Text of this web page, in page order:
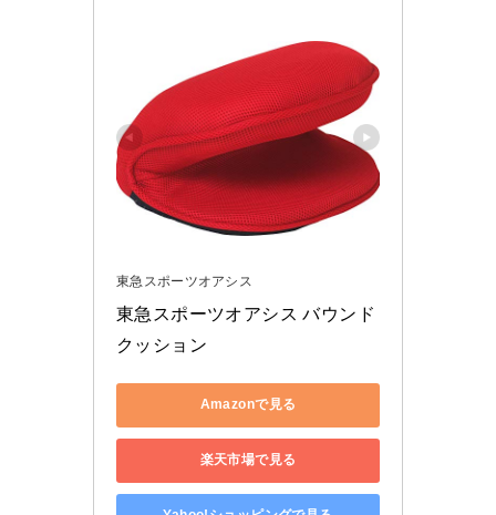
東急スポーツオアシス
東急スポーツオアシス バウンド
クッション
Amazonで見る
楽天市場で見る